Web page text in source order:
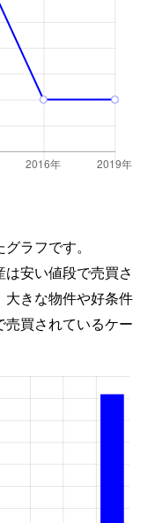
ラフです。
安い値段で売買さ
きな物件や好条件
買されているケー